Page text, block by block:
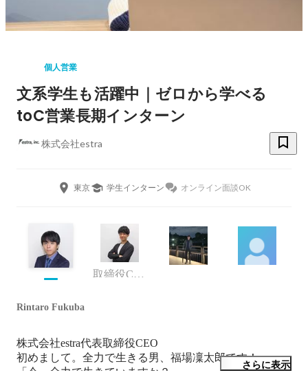
個人営業
文系学生も活躍中｜ゼロから学べる
toC営業長期インターン
株式会社estra
東京 学生インターン オンライン面談OK
取締役COO
Rintaro Fukuba
株式会社estra代表取締役CEO
初めまして。全力で生きる男、福場凜太郎です！
「今、全力で生きていますか？」
さらに表示